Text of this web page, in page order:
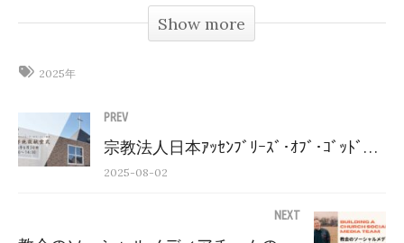
Show more
2025年
PREV
2025-08-02
NEXT